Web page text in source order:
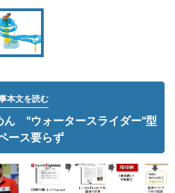
本文を読む
ん "ウォータースライダー"型
ース要らず